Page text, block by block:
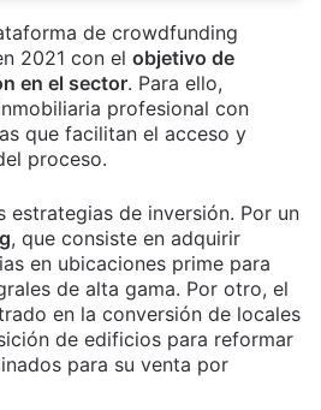
de crowdfunding
2021 con el objetivo de
en el sector. Para ello,
profesional con
que facilitan el acceso y
proceso.
estrategias de inversión. Por un
, que consiste en adquirir
en ubicaciones prime para
de alta gama. Por otro, el
en la conversión de locales
de edificios para reformar
para su venta por